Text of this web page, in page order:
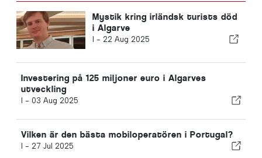
Mystik kring irländsk turists död
i Algarve
I - 22 Aug 2025
Investering på 125 miljoner euro i Algarves
utveckling
I - 03 Aug 2025
Vilken är den bästa mobiloperatören i Portugal?
I - 27 Jul 2025